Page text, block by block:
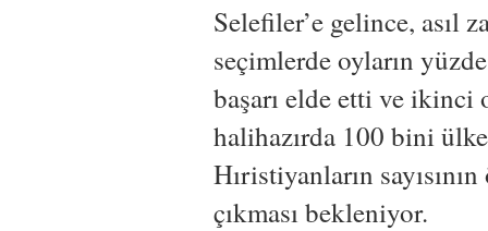
Selefiler’e gelince, asıl
seçimlerde oyların
başarı elde etti ve ikinci
halihazırda 100 bini ülke
Hıristiyanların
çıkması bekleniyor.